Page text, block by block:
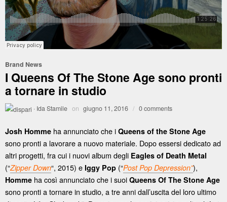
Brand News
I Queens Of The Stone Age sono pronti
a tornare in studio
· Ida Stamile on giugno 11, 2016 / 0 comments
Josh Homme ha annunciato che i Queens of the Stone Age
sono pronti a lavorare a nuovo materiale. Dopo essersi dedicato ad
altri progetti, fra cui i nuovi album degli Eagles of Death Metal
(“Zipper Down“, 2015) e Iggy Pop (“Post Pop Depression”),
Homme ha così annunciato che i suoi Queens Of The Stone Age
sono pronti a tornare in studio, a tre anni dall’uscita del loro ultimo